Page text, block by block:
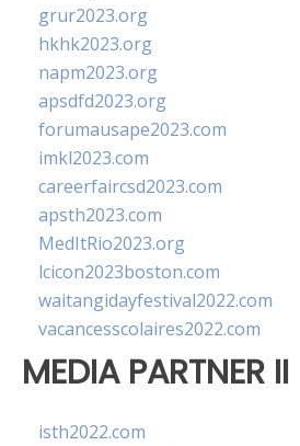
grur2023.org
hkhk2023.org
napm2023.org
apsdfd2023.org
forumausape2023.com
imkl2023.com
careerfaircsd2023.com
apsth2023.com
MedItRio2023.org
lcicon2023boston.com
waitangidayfestival2022.com
vacancesscolaires2022.com
MEDIA PARTNER II
isth2022.com